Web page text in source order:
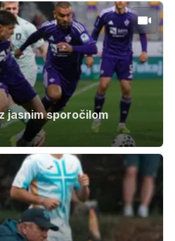
jasnim sporočilom